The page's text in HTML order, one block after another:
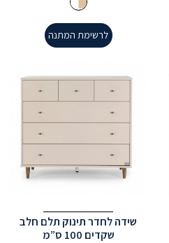
לרשימת המתנה
שידה לחדר תינוק תלם חלב
שקדים 100 ס”מ